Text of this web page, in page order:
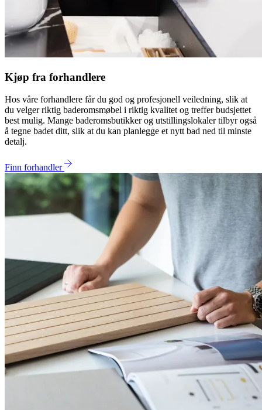
Kjøp fra forhandlere
Hos våre forhandlere får du god og profesjonell veiledning, slik at
du velger riktig baderomsmøbel i riktig kvalitet og treffer budsjettet
best mulig. Mange baderomsbutikker og utstillingslokaler tilbyr også
å tegne badet ditt, slik at du kan planlegge et nytt bad ned til minste
detalj.
Finn forhandler